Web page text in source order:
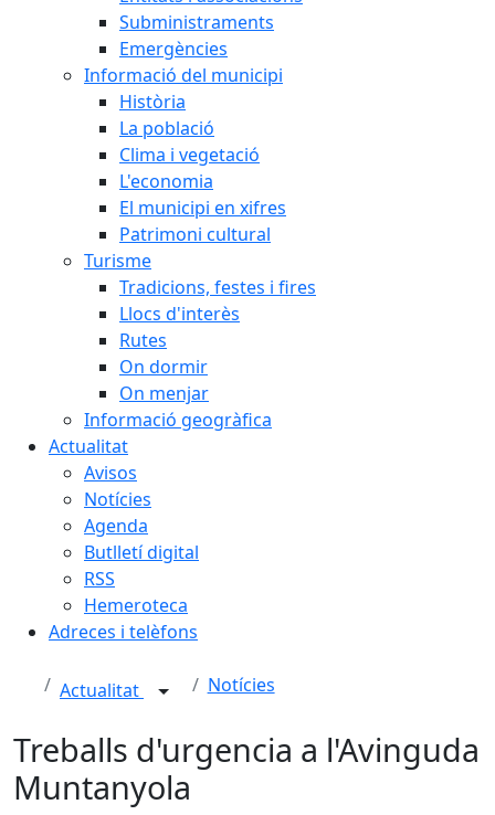
Subministraments
Emergències
Informació del municipi
Història
La població
Clima i vegetació
L'economia
El municipi en xifres
Patrimoni cultural
Turisme
Tradicions, festes i fires
Llocs d'interès
Rutes
On dormir
On menjar
Informació geogràfica
Actualitat
Avisos
Notícies
Agenda
Butlletí digital
RSS
Hemeroteca
Adreces i telèfons
Actualitat Notícies
Treballs d'urgencia a l'Avinguda
Muntanyola